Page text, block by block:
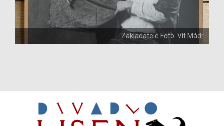
Zakladatelé Foto: Vít Mádr